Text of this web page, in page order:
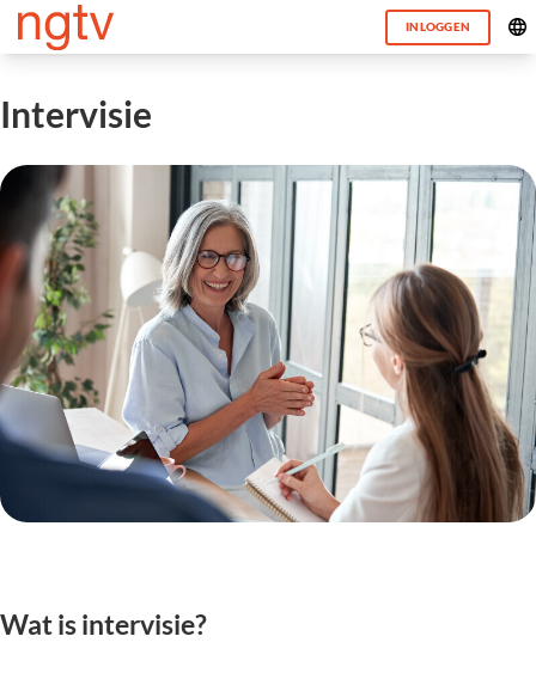
INLOGGEN
Intervisie
Wat is intervisie?